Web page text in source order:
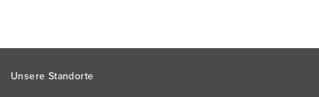
Footer
Unsere Standorte